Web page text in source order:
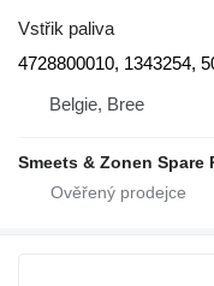
Vstřik paliva
4728800010, 1343254,
Belgie, Bree
Smeets & Zonen Spare